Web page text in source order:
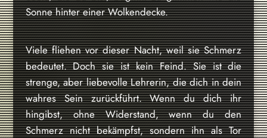
Sonne hinter einer Wolkendecke.
Viele fliehen vor dieser Nacht, weil sie Schmerz
bedeutet. Doch sie ist kein Feind. Sie ist die
strenge, aber liebevolle Lehrerin, die dich in dein
wahres Sein zurückführt. Wenn du dich ihr
hingibst, ohne Widerstand, wenn du den
Schmerz nicht bekämpfst, sondern ihn als Tor